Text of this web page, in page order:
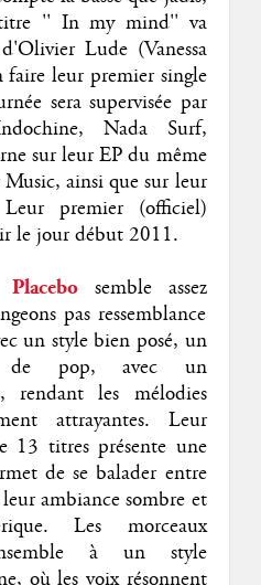
'' In my mind'' va
Lude (Vanessa
leur premier single
sera supervisée par
Nada Surf,
sur leur EP du même
ainsi que sur leur
premier (officiel)
le jour début 2011.
Placebo semble assez
pas ressemblance
un style bien posé, un
de pop, avec un
rendant les mélodies
attrayantes. Leur
13 titres présente une
de se balader entre
ambiance sombre et
Les morceaux
à un style
où les voix résonnent